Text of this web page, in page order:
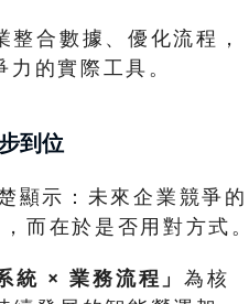
合數據、優化流程，
的實際工具。
到位
示：未來企業競爭的
而在於是否用對方式。
統 × 業務流程」 為核